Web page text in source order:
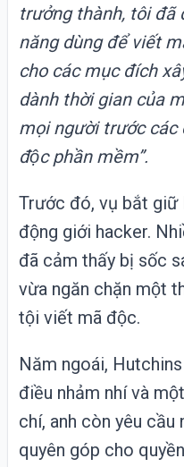
trưởng thành, tôi đã
năng dùng để viết
cho các mục đích
dành thời gian của
mọi người trước các
độc phần mềm”.
Trước đó, vụ bắt giữ
động giới hacker.
đã cảm thấy bị sốc
vừa ngăn chặn một
tội viết mã độc.
Năm ngoái,
điều nhảm nhí và
chí, anh còn yêu cầu
quyên góp cho